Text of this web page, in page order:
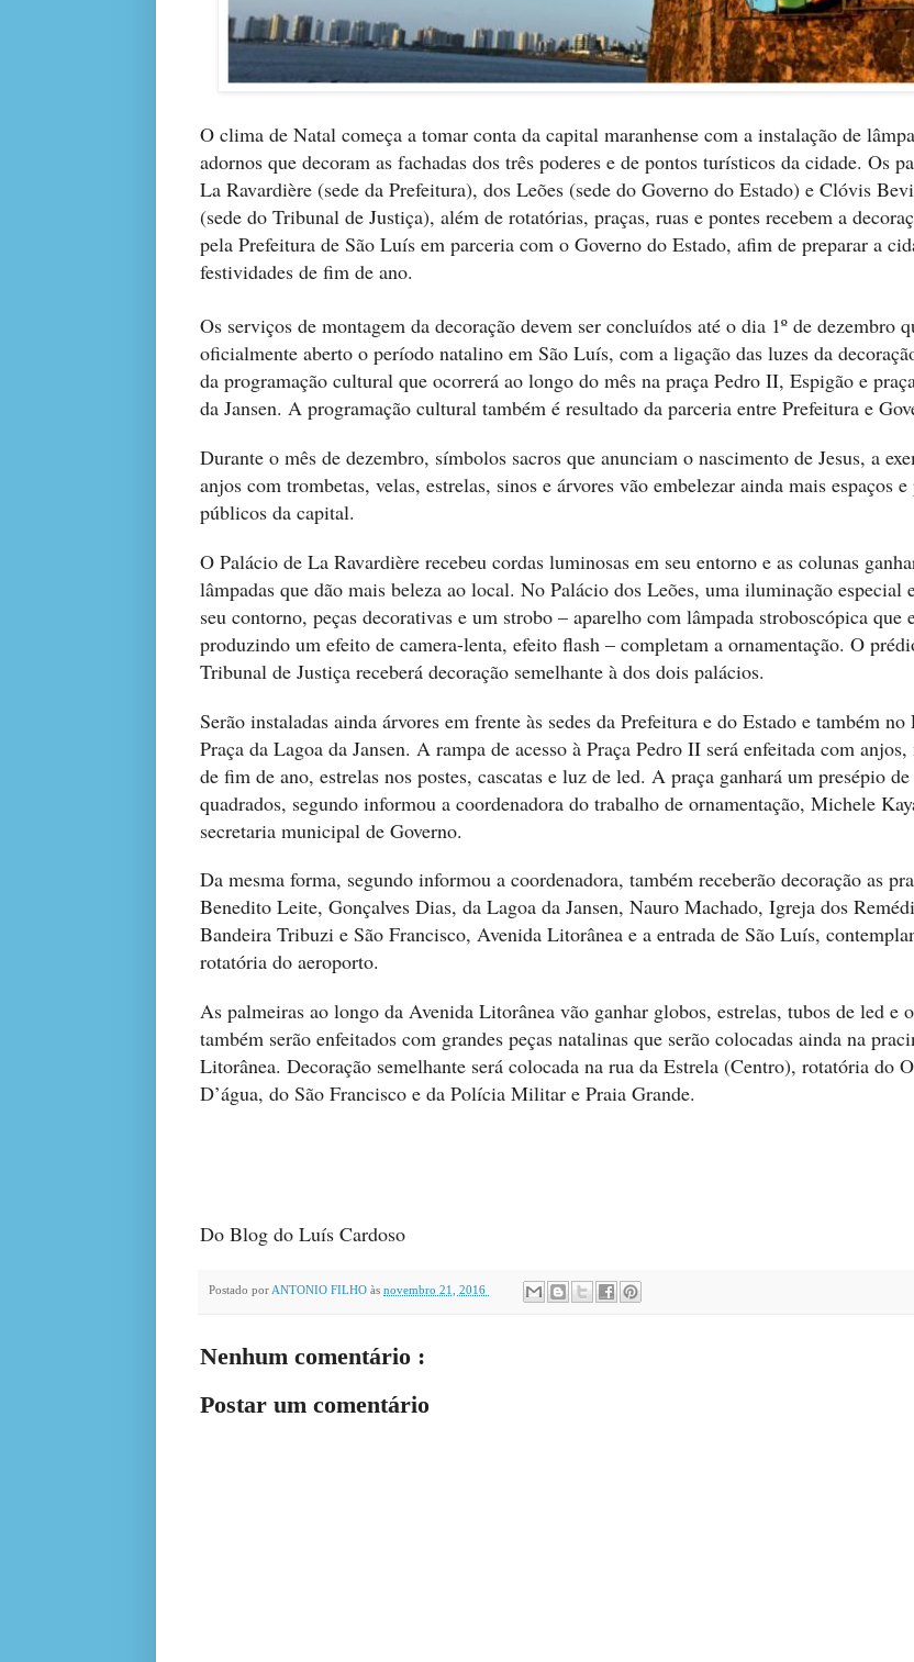
O clima de Natal começa a tomar conta da capital maranhense com a instalação de
adornos que decoram as fachadas dos três poderes e de pontos turísticos da cidade. Os
La Ravardière (sede da Prefeitura), dos Leões (sede do Governo do Estado) e Clóvis
(sede do Tribunal de Justiça), além de rotatórias, praças, ruas e pontes recebem a
pela Prefeitura de São Luís em parceria com o Governo do Estado, afim de preparar a
festividades de fim de ano.
Os serviços de montagem da decoração devem ser concluídos até o dia 1º de dezembro
oficialmente aberto o período natalino em São Luís, com a ligação das luzes da
da programação cultural que ocorrerá ao longo do mês na praça Pedro II, Espigão e
da Jansen. A programação cultural também é resultado da parceria entre Prefeitura e
Durante o mês de dezembro, símbolos sacros que anunciam o nascimento de Jesus, a
anjos com trombetas, velas, estrelas, sinos e árvores vão embelezar ainda mais espaços
públicos da capital.
O Palácio de La Ravardière recebeu cordas luminosas em seu entorno e as colunas
lâmpadas que dão mais beleza ao local. No Palácio dos Leões, uma iluminação especial
seu contorno, peças decorativas e um strobo – aparelho com lâmpada stroboscópica que
produzindo um efeito de camera-lenta, efeito flash – completam a ornamentação. O
Tribunal de Justiça receberá decoração semelhante à dos dois palácios.
Serão instaladas ainda árvores em frente às sedes da Prefeitura e do Estado e também no
Praça da Lagoa da Jansen. A rampa de acesso à Praça Pedro II será enfeitada com anjos,
de fim de ano, estrelas nos postes, cascatas e luz de led. A praça ganhará um presépio
quadrados, segundo informou a coordenadora do trabalho de ornamentação, Michele
secretaria municipal de Governo.
Da mesma forma, segundo informou a coordenadora, também receberão decoração as
Benedito Leite, Gonçalves Dias, da Lagoa da Jansen, Nauro Machado, Igreja dos
Bandeira Tribuzi e São Francisco, Avenida Litorânea e a entrada de São Luís,
rotatória do aeroporto.
As palmeiras ao longo da Avenida Litorânea vão ganhar globos, estrelas, tubos de led e
também serão enfeitados com grandes peças natalinas que serão colocadas ainda na
Litorânea. Decoração semelhante será colocada na rua da Estrela (Centro), rotatória do
D’água, do São Francisco e da Polícia Militar e Praia Grande.
Do Blog do Luís Cardoso
Postado por ANTONIO FILHO às novembro 21, 2016
Nenhum comentário :
Postar um comentário